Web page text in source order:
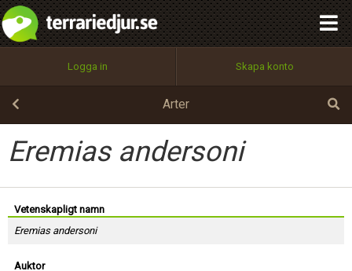
Logga in Skapa konto
Arter
Eremias andersoni
Vetenskapligt namn
Eremias andersoni
Auktor
Utför
100%
OK
integritetspolicy
Namn:
Epost:
Lösenord:
Begär nytt lösenord
Tillbaka till förstasidan